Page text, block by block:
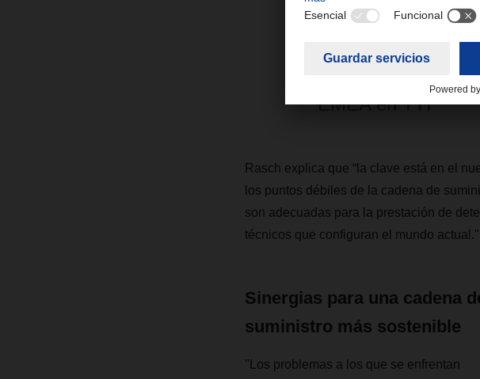
"Hoy, DACHSER
servicios de
Balloni, Vice
EMEA en TTI
Rasch explica que “la clave está en el
los puntos débiles de la cadena de
son adecuadas para la prestación de
técnicos que configuran el mundo actual."
Sinergias para una cadena
suministro más sostenible
"Los problemas a los que se enfrentan